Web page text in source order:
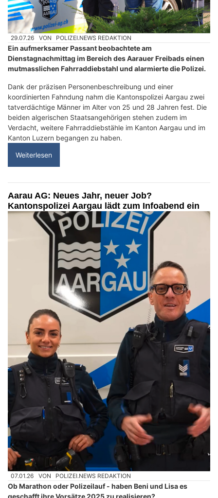
29.07.26 VON POLIZEI.NEWS REDAKTION
Ein aufmerksamer Passant beobachtete am
Dienstagnachmittag im Bereich des Aarauer Freibads einen
mutmasslichen Fahrraddiebstahl und alarmierte die Polizei.
Dank der präzisen Personenbeschreibung und einer
koordinierten Fahndung nahm die Kantonspolizei Aargau zwei
tatverdächtige Männer im Alter von 25 und 28 Jahren fest. Die
beiden algerischen Staatsangehörigen stehen zudem im
Verdacht, weitere Fahrraddiebstähle im Kanton Aargau und im
Kanton Luzern begangen zu haben.
Weiterlesen
Aarau AG: Neues Jahr, neuer Job?
Kantonspolizei Aargau lädt zum Infoabend ein
07.01.26 VON POLIZEI.NEWS REDAKTION
Ob Marathon oder Polizeilauf - haben Beni und Lisa es